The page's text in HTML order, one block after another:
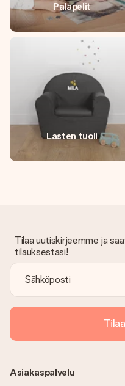
Palapelit
Lasten tuoli
Tilaa uutiskirjeemme ja
tilauksestasi!
Asiakaspalvelu